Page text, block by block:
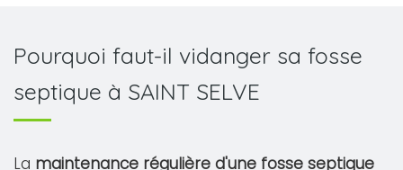
Pourquoi faut-il vidanger sa fosse
septique à SAINT SELVE
La maintenance régulière d'une fosse septique